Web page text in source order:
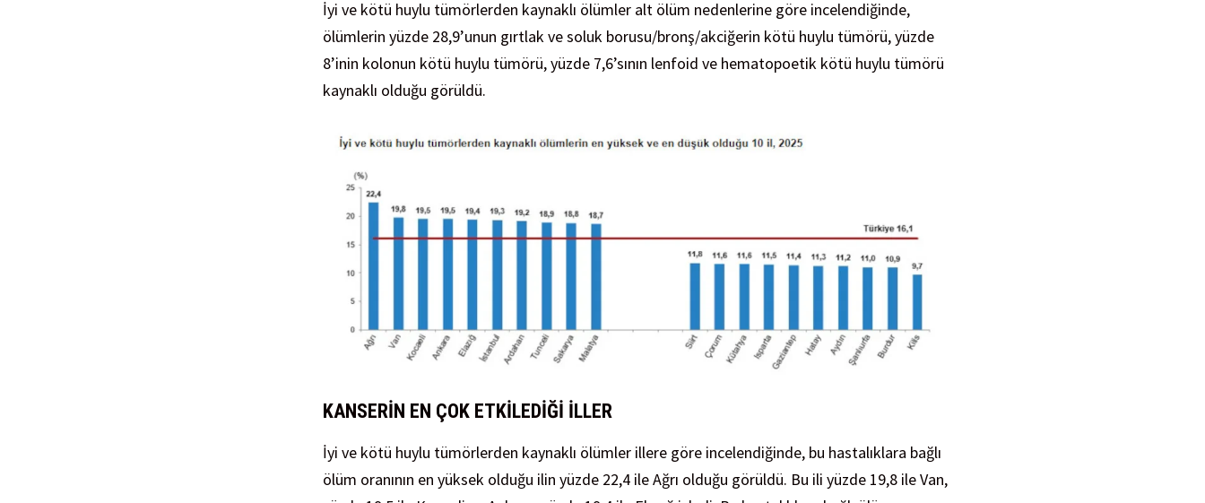
İyi ve kötü huylu tümörlerden kaynaklı ölümler alt ölüm nedenlerine göre incelendiğinde,
ölümlerin yüzde 28,9’unun gırtlak ve soluk borusu/bronş/akciğerin kötü huylu tümörü, yüzde
8’inin kolonun kötü huylu tümörü, yüzde 7,6’sının lenfoid ve hematopoetik kötü huylu tümörü
kaynaklı olduğu görüldü.
KANSERİN EN ÇOK ETKİLEDİĞİ İLLER
İyi ve kötü huylu tümörlerden kaynaklı ölümler illere göre incelendiğinde, bu hastalıklara bağlı
ölüm oranının en yüksek olduğu ilin yüzde 22,4 ile Ağrı olduğu görüldü. Bu ili yüzde 19,8 ile Van,